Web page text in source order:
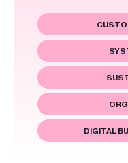
DIGITAL